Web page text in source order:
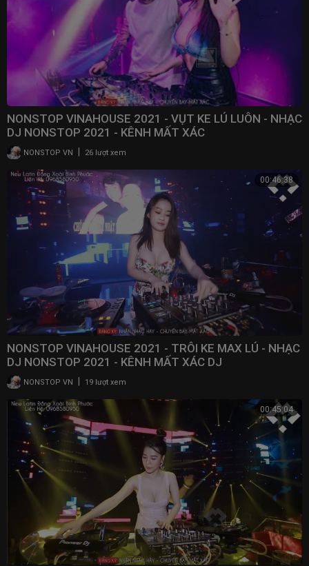
NONSTOP VINAHOUSE 2021 - VỤT KE LÚ LUÔN - NHẠC
DJ NONSTOP 2021 - KÊNH MẤT XÁC
NONSTOP VN 26 lượt xem
00:46:38
NONSTOP VINAHOUSE 2021 - TRÔI KE MAX LÚ - NHẠC
DJ NONSTOP 2021 - KÊNH MẤT XÁC DJ
NONSTOP VN 19 lượt xem
00:45:04